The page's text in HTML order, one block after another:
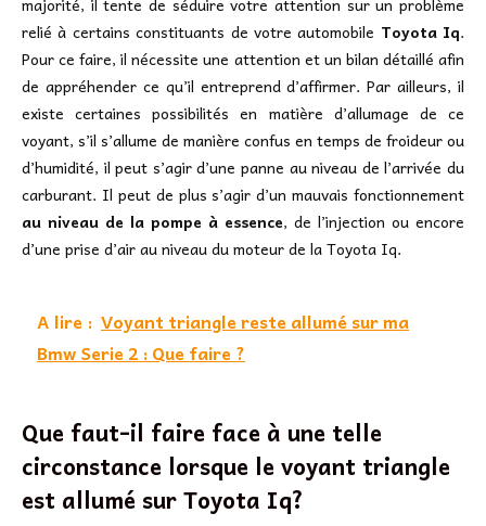
relié à certains constituants de votre automobile Toyota Iq.
Pour ce faire, il nécessite une attention et un bilan détaillé afin
de appréhender ce qu’il entreprend d’affirmer. Par ailleurs, il
existe certaines possibilités en matière d’allumage de ce
voyant, s’il s’allume de manière confus en temps de froideur ou
d’humidité, il peut s’agir d’une panne au niveau de l’arrivée du
carburant. Il peut de plus s’agir d’un mauvais fonctionnement
au niveau de la pompe à essence, de l’injection ou encore
d’une prise d’air au niveau du moteur de la Toyota Iq.
A lire : Voyant triangle reste allumé sur ma
Bmw Serie 2 : Que faire ?
Que faut-il faire face à une telle
circonstance lorsque le voyant triangle
est allumé sur Toyota Iq?